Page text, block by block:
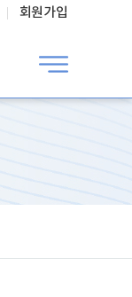
회원가입